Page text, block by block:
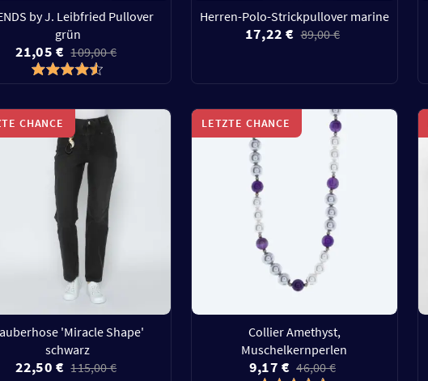
by J. Leibfried Pullover
grün
21,05 € 109,00 €
Herren-Polo-Strickpullover marine
17,22 € 89,00 €
CHANCE
'Miracle Shape'
schwarz
22,50 € 115,00 €
LETZTE CHANCE
Collier Amethyst,
Muschelkernperlen
9,17 € 46,00 €